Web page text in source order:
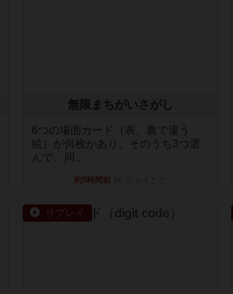
無限まちがいさがし
6つの場面カード（表、裏で違う
絵）が何枚かあり、そのうち3つ選
んで、同...
約5時間前
リプレイ